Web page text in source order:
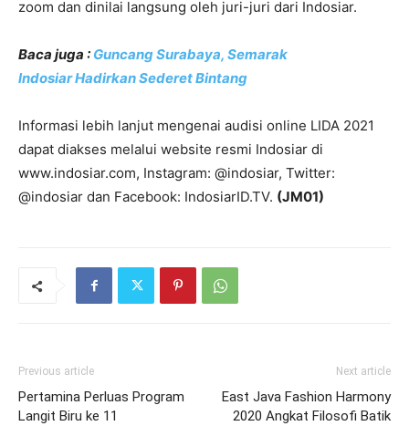
zoom dan dinilai langsung oleh juri-juri dari Indosiar.
Baca juga : Guncang Surabaya, Semarak
lndosiar Hadirkan Sederet Bintang
Informasi lebih lanjut mengenai audisi online LIDA 2021
dapat diakses melalui website resmi Indosiar di
www.indosiar.com, Instagram: @indosiar, Twitter:
@indosiar dan Facebook: IndosiarID.TV. (JM01)
Previous article
Pertamina Perluas Program
Langit Biru ke 11
Next article
East Java Fashion Harmony
2020 Angkat Filosofi Batik